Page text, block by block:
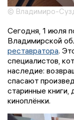
© Владимиро-
Сегодня, 1 июля
Владимирской
реставратора.
специалистов,
наследие:
спасают
старинные
киноплёнки.